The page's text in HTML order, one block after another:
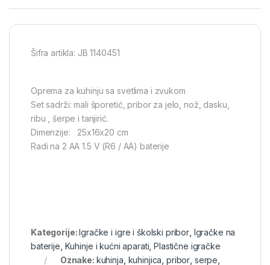
Šifra artikla: JB 1140451
Oprema za kuhinju sa svetlima i zvukom
Set sadrži: mali šporetić, pribor za jelo, nož, dasku,
ribu , šerpe i tanjirić.
Dimenzije: 25x16x20 cm
Radi na 2 AA 1.5 V (R6 / AA) baterije
Kategorije:Igračke i igre i školski pribor Igračke na
baterije Kuhinje i kućni aparati ,Plastične igračke
Oznake: kuhinja kuhinjica pribor serpe